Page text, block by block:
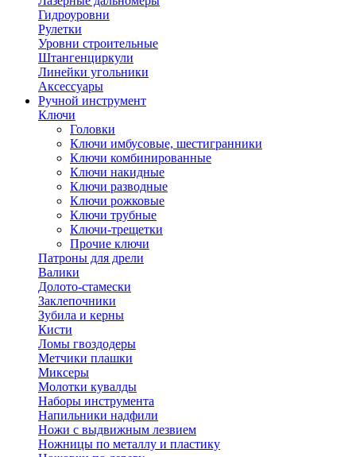
Гидроуровни
Рулетки
Уровни строительные
Штангенциркули
Линейки угольники
Аксессуары
Ручной инструмент
Ключи
Головки
Ключи имбусовые, шестигранники
Ключи комбинированные
Ключи накидные
Ключи разводные
Ключи рожковые
Ключи трубные
Ключи-трещетки
Прочие ключи
Патроны для дрели
Валики
Долото-стамески
Заклепочники
Зубила и керны
Кисти
Ломы гвоздодеры
Метчики плашки
Миксеры
Молотки кувалды
Наборы инструмента
Напильники надфили
Ножи с выдвижным лезвием
Ножницы по металлу и пластику